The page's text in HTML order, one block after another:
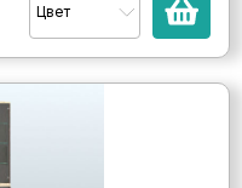
Цвет